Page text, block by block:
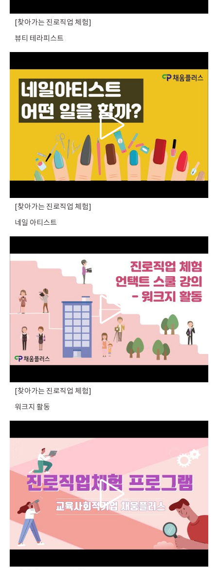
찾아가는 진로직업 체험
뷰티 테라피스트
찾아가는 진로직업 체험
네일 아티스트
찾아가는 진로직업 체험
워크지 활동